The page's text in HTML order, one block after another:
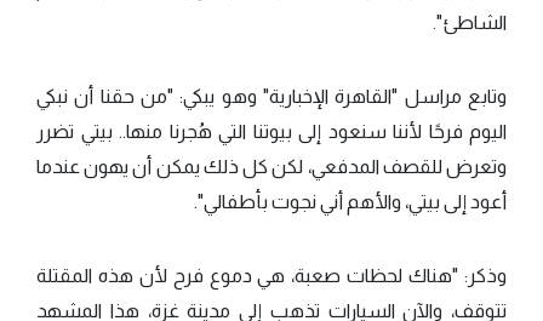
الشاطئ".
وتابع مراسل "القاهرة الإخبارية" وهو يبكي: "من حقنا أن نبكي
اليوم فرحًا لأننا سنعود إلى بيوتنا التي هُجرنا منها.. بيتي تضرر
وتعرض للقصف المدفعي، لكن كل ذلك يمكن أن يهون عندما
أعود إلى بيتي، والأهم أني نجوت بأطفالي".
وذكر: "هناك لحظات صعبة، هي دموع فرح لأن هذه المقتلة
تتوقف، والآن السيارات تذهب إلى مدينة غزة، هذا المشهد